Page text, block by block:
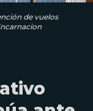
de vuelos